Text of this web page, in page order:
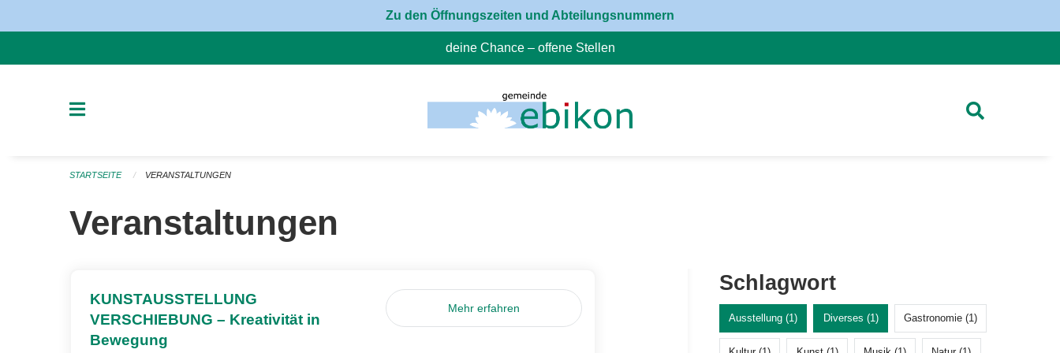
Zu den Öffnungszeiten und Abteilungsnummern
deine Chance – offene Stellen
STARTSEITE VERANSTALTUNGEN
Veranstaltungen
KUNSTAUSSTELLUNG
VERSCHIEBUNG – Kreativität in
Bewegung
Mehr erfahren
Schlagwort
Ausstellung (1) Diverses (1) Gastronomie (1)